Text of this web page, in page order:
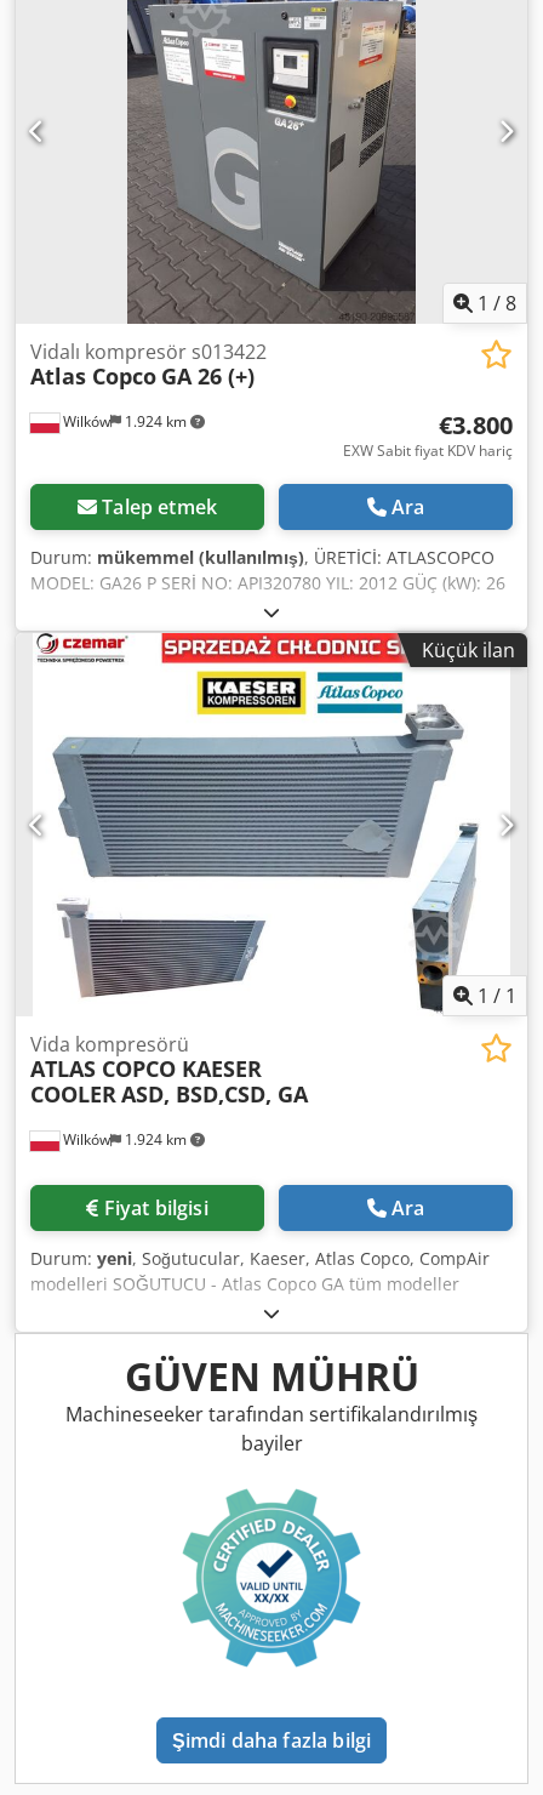
1 /8
Wilków 1.924 km
Vidalı kompresör s013422
Atlas Copco GA 26 (+)
€3.800
EXW Sabit fiyat KDV hariç
Talep etmek Ara
Durum: mükemmel (kullanılmış), ÜRETİCİ: ATLASCOPCO
MODEL: GA26 P SERİ NO: API320780 YIL: 2012 GÜÇ (kW): 26
Dsdpfsya Dudex Akaowa VERİM (m³/dak): 4,16 BASINÇ (bar):
10
Küçük ilan
1 / 1
Wilków 1.924 km
Vida kompresörü
ATLAS COPCO KAESER
COOLERASD, BSD,CSD, GA
Fiyat bilgisi Ara
Durum: yeni, Soğutucular, Kaeser, Atlas Copco, CompAir
modelleri SOĞUTUCU - Atlas Copco GA tüm modeller
SOĞUTUCU - KAESER tüm modeller YAĞ SOĞUTUCU
Djdpfox I E Ayox Akaswa
GÜVEN MÜHRÜ
Machineseeker tarafından sertifikalandırılmış
bayiler
Şimdi daha fazla bilgi